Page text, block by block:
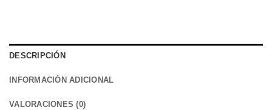
DESCRIPCIÓN
INFORMACIÓN ADICIONAL
VALORACIONES (0)